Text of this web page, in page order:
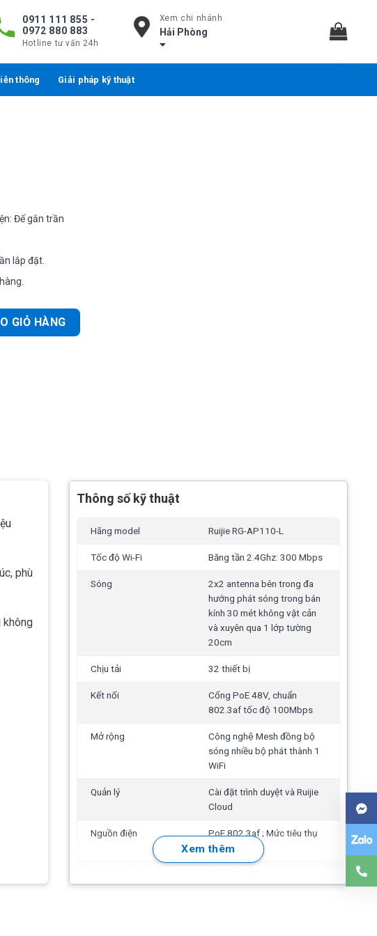
0911 111 855 -
0972 880 883
Hotline tư vấn 24h
Xem chi nhánh
Hải Phòng
thông Giải pháp kỹ thuật
Đế gắn trần
lắp đặt.
tường Hotel tốc độ 300Mbps, tải 32user số lượng
GIỎ HÀNG
phù
không
Thông số kỹ thuật
Hãng model Ruijie RG-AP110-L
Tốc độ Wi-Fi Băng tần 2.4Ghz: 300 Mbps
Sóng
2x2 antenna bên trong đa
hướng phát sóng trong bán
kính 30 mét không vật cản
và xuyên qua 1 lớp tường
20cm
Chịu tải 32 thiết bị
Kết nối
Cổng PoE 48V, chuẩn
802.3af tốc độ 100Mbps
Mở rộng
Công nghệ Mesh đồng bộ
sóng nhiều bộ phát thành 1
WiFi
Quản lý
Cài đặt trình duyệt và Ruijie
Cloud
Nguồn điện
PoE 802.3af ; Mức tiêu thụ
tối đa: 5W
Xem thêm